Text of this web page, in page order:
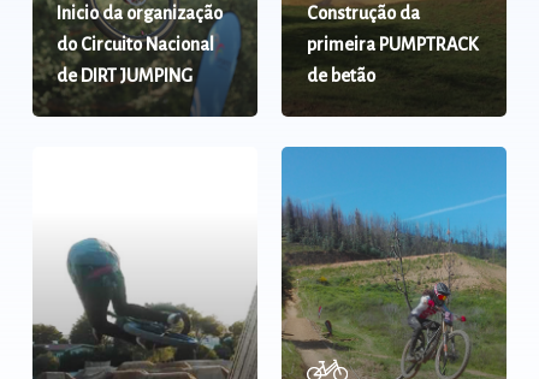
Inicio da organização
do Circuito Nacional
de DIRT JUMPING
Construção da
primeira PUMPTRACK
de betão